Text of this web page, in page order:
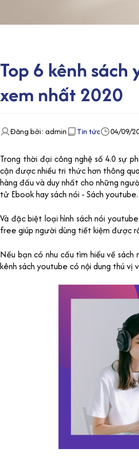
Top 6 kênh
xem nhất 2020
Đăng bởi: admin Tin tức 04/09/
Trong thời đại công nghệ số 4.0 sự
cận được nhiều tri thức hơn thông
hàng đầu và duy nhất cho những
tử Ebook hay sách nói - Sách youtube.
Và đặc biệt loại hình sách nói
free giúp người dùng tiết kiệm được
Nếu bạn có nhu cầu tìm hiểu về
kênh sách youtube có nội dung thú vị